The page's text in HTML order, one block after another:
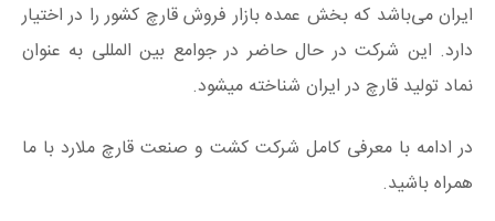
ایران می‌باشد که بخش عمده بازار فروش قارچ کشور را در اختیار
دارد. این شرکت در حال حاضر در جوامع بین المللی به عنوان
نماد تولید قارچ در ایران شناخته میشود.
در ادامه با معرفی کامل شرکت کشت و صنعت قارچ‌ ملارد با ما
همراه باشید.